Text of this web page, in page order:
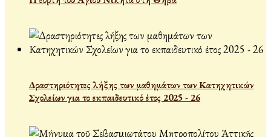
Δραστηριότητες λήξης των μαθημάτων των Κατηχητικών
Σχολείων για το εκπαιδευτικό έτος 2025 - 26